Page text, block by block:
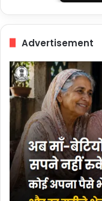
Advertisement